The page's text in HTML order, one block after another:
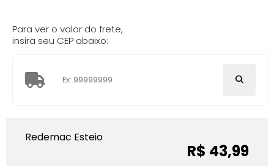
Para ver o valor do frete,
insira seu CEP abaixo:
Redemac Esteio
R$ 43,99